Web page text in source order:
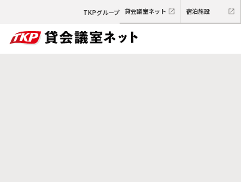
TKPグループ 貸会議室ネット 宿泊施設